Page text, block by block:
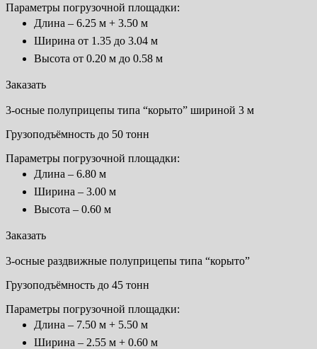
Параметры погрузочной площадки:
Длина – 6.25 м + 3.50 м
Ширина от 1.35 до 3.04 м
Высота от 0.20 м до 0.58 м
Заказать
3-осные полуприцепы типа “корыто” шириной 3 м
Грузоподъёмность до 50 тонн
Параметры погрузочной площадки:
Длина – 6.80 м
Ширина – 3.00 м
Высота – 0.60 м
Заказать
3-осные раздвижные полуприцепы типа “корыто”
Грузоподъёмность до 45 тонн
Параметры погрузочной площадки:
Длина – 7.50 м + 5.50 м
Ширина – 2.55 м + 0.60 м